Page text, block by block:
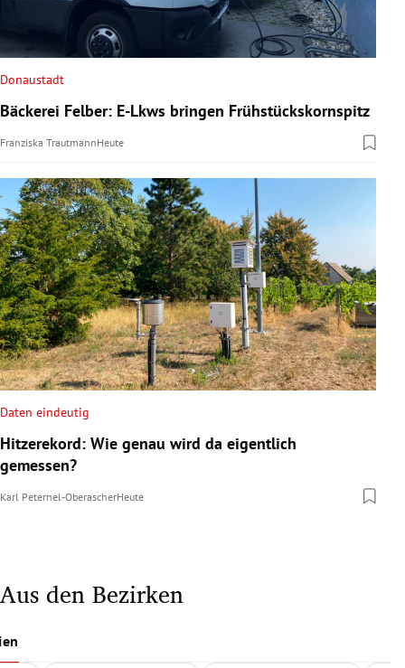
Donaustadt
Bäckerei Felber: E-Lkws bringen Frühstückskornspitz
Franziska TrautmannHeute
Daten eindeutig
Hitzerekord: Wie genau wird da eigentlich
gemessen?
Karl Peternel-OberascherHeute
Aus den Bezirken